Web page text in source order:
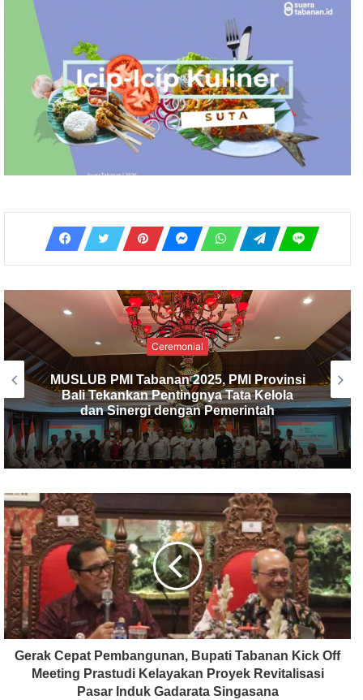
Ceremonial
PMI Kabupaten Tabanan Gelar
Musyawarah Luar Biasa, I Made Dirga
Terpilih sebagai Ketua Baru
Gerak Cepat Pembangunan, Bupati Tabanan Kick Off
Meeting Prastudi Kelayakan Proyek Revitalisasi
Pasar Induk Gadarata Singasana